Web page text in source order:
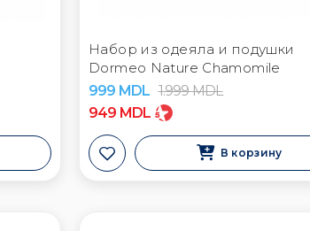
Набор из одеяла и подушки
Dormeo Nature Chamomile
999 MDL 1.999MDL
949 MDL
В корзину